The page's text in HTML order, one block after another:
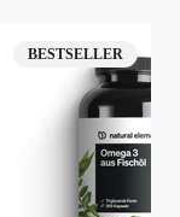
BESTSELLER